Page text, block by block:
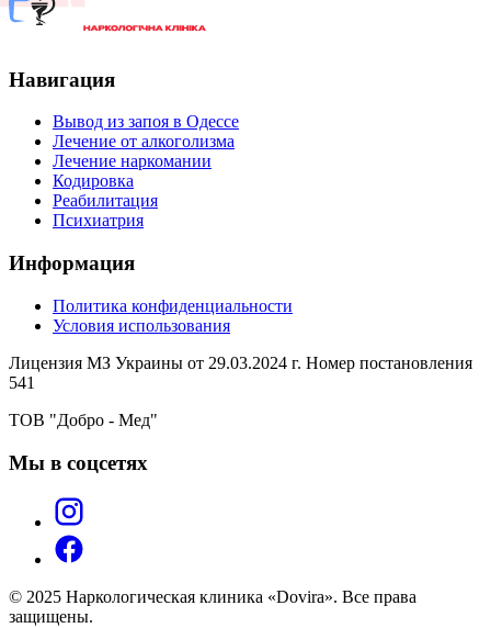
Навигация
Вывод из запоя в Одессе
Лечение от алкоголизма
Лечение наркомании
Кодировка
Реабилитация
Психиатрия
Информация
Политика конфиденциальности
Условия использования
Лицензия МЗ Украины от 29.03.2024 г. Номер постановления
541
ТОВ "Добро - Мед"
Мы в соцсетях
© 2025 Наркологическая клиника «Dovira». Все права
защищены.